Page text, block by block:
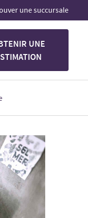
une succursale
UNE